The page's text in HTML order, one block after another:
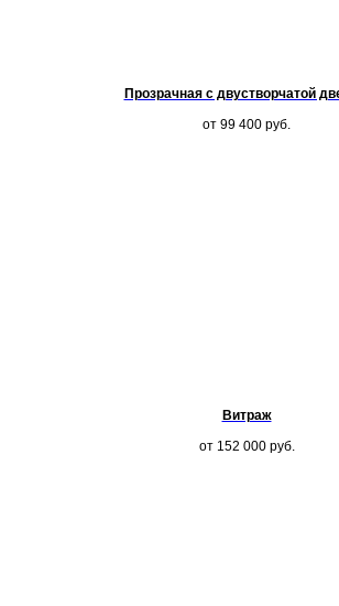
Прозрачная с двустворчатой
от 99 400 руб.
Витраж
от 152 000 руб.